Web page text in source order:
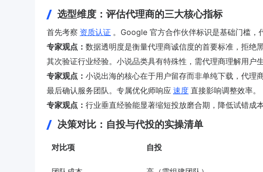
选型维度：评估代理商的三大核心指标
首先考察 资质认证 。Google 官方合作伙伴标识是基础门槛，
专家观点： 数据透明度是衡量代理商诚信度的首要标准，拒绝黑
其次验证行业经验。小说品类具有特殊性，需代理商理解用户
专家观点： 小说出海的核心在于用户留存而非单纯下载，代理
最后确认服务团队。专属优化师响应 速度 直接影响调整效率。
专家观点： 行业垂直经验能显著缩短投放磨合期，降低试错成本
决策对比：自投与代投的实操清单
对比项 自投